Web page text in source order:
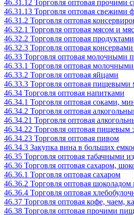
46.31.12 Торговля оптовая прочими
46.31.13 Торговля оптовая свежими
46.31.2 Торговля оптовая
46.32.1 Торговля оптовая мясом и
46.32.2 Торговля оптовая
46.32.3 Торговля оптовая
46.33 Торговля оптовая
46.33.1 Торговля оптовая
46.33.2 Торговля оптовая яйцами
46.33.3 Торговля оптовая
46.34 Торговля оптовая напитками
46.34.1 Торговля оптовая соками,
46.34.2 Торговля оптовая
46.34.21 Торговля оптовая
46.34.22 Торговля оптовая пищевым
46.34.23 Торговля оптовая пивом
46.34.3 Закупка вина в больших
46.35 Торговля оптовая табачными
46.36 Торговля оптовая сахаром,
46.36.1 Торговля оптовая сахаром
46.36.2 Торговля оптовая
46.36.4 Торговля оптовая
46.37 Торговля оптовая кофе, чаем,
46.38 Торговля оптовая прочими